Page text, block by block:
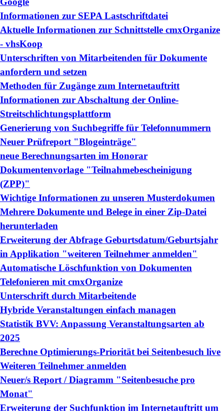
Informationen zur SEPA Lastschriftdatei
Aktuelle Informationen zur Schnittstelle cmxOrganize
- vhsKoop
Unterschriften von Mitarbeitenden für Dokumente
anfordern und setzen
Methoden für Zugänge zum Internetauftritt
Informationen zur Abschaltung der Online-
Streitschlichtungsplattform
Generierung von Suchbegriffe für Telefonnummern
Neuer Prüfreport "Blogeinträge"
neue Berechnungsarten im Honorar
Dokumentenvorlage "Teilnahmebescheinigung
(ZPP)"
Wichtige Informationen zu unseren Musterdokumen
Mehrere Dokumente und Belege in einer Zip-Datei
herunterladen
Erweiterung der Abfrage Geburtsdatum/Geburtsjahr
in Applikation "weiteren Teilnehmer anmelden"
Automatische Löschfunktion von Dokumenten
Telefonieren mit cmxOrganize
Unterschrift durch Mitarbeitende
Hybride Veranstaltungen einfach managen
Statistik BVV: Anpassung Veranstaltungsarten ab
2025
Berechne Optimierungs-Priorität bei Seitenbesuch live
Weiteren Teilnehmer anmelden
Neuer/s Report / Diagramm "Seitenbesuche pro
Monat"
Erweiterung der Suchfunktion im Internetauftritt um